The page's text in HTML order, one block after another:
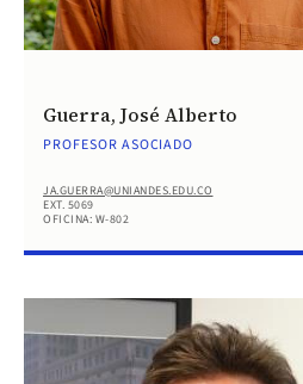
Guerra, José Alberto
PROFESOR ASOCIADO
JA.GUERRA@UNIANDES.EDU.CO
EXT. 5069
OFICINA: W-802